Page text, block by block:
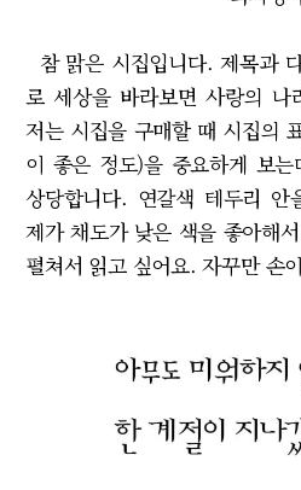
참 맑은 시집입니다. 제목과
로 세상을 바라보면 사랑의 나
저는 시집을 구매할 때 시집의
이 좋은 정도)을 중요하게 보
상당합니다. 연갈색 테두리 안
제가 채도가 낮은 색을 좋아해
펼쳐서 읽고 싶어요. 자꾸만 손